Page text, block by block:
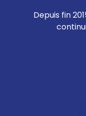
Depuis fin